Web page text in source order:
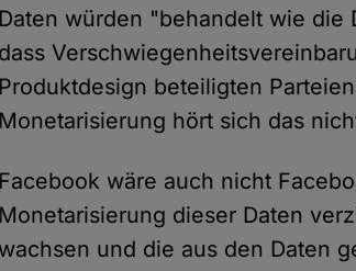
Daten würden "behandelt wie
dass
Produktdesign beteiligten
Monetarisierung hört sich das
Facebook wäre auch nicht
Monetarisierung dieser Daten
wachsen und die aus den Daten